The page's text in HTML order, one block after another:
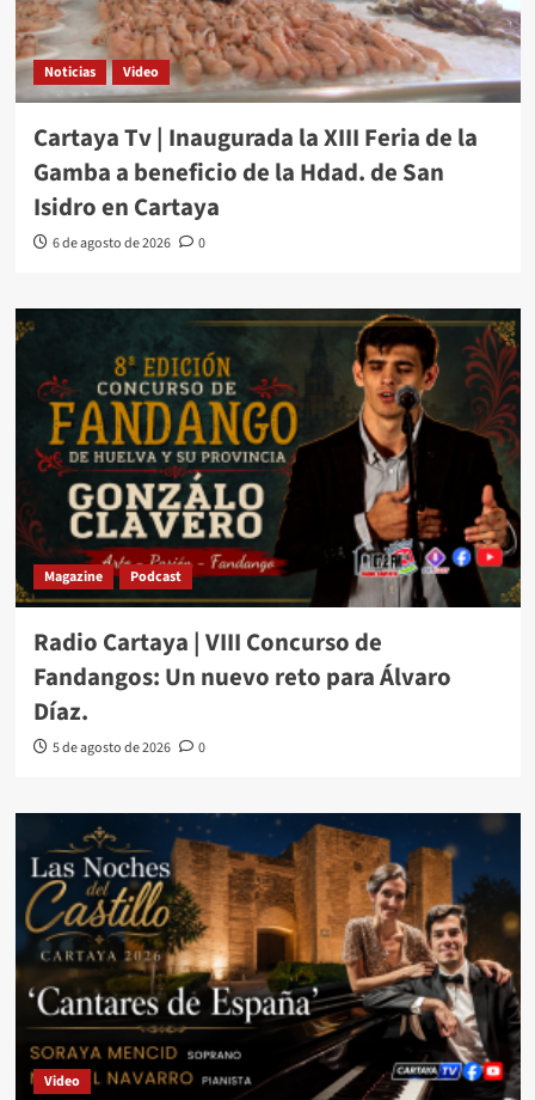
Noticias Video
Cartaya Tv | Inaugurada la XIII Feria de la
Gamba a beneficio de la Hdad. de San
Isidro en Cartaya
6 de agosto de 2026 0
Magazine Podcast
Radio Cartaya | VIII Concurso de
Fandangos: Un nuevo reto para Álvaro
Díaz.
5 de agosto de 2026 0
Video